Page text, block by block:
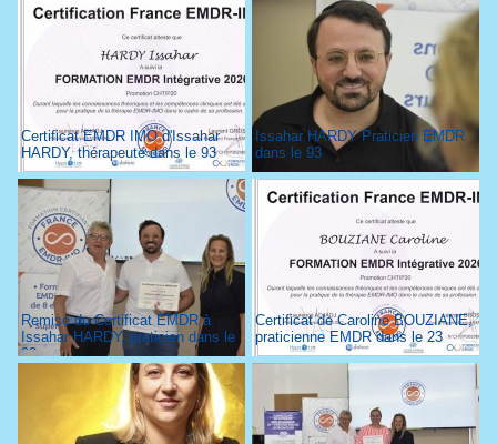
Certificat EMDR IMO d'Issahar
HARDY, thérapeute dans le 93
Issahar HARDY Praticien EMDR
dans le 93
Remise du Certificat EMDR à
Issahar HARDY, praticien dans le
93
Certificat de Caroline BOUZIANE,
praticienne EMDR dans le 23